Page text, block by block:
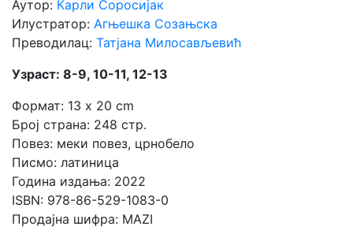
Аутор: Карли Соросијак
Илустратор: Агњешка Созањска
Преводилац: Татјана Милосављевић
Узраст: 8-9, 10-11, 12-13
Формат: 13 x 20 cm
Број страна: 248 стр.
Повез: меки повез, црнобело
Писмо: латиница
Година издања: 2022
ISBN: 978-86-529-1083-0
Продајна шифра: MAZI